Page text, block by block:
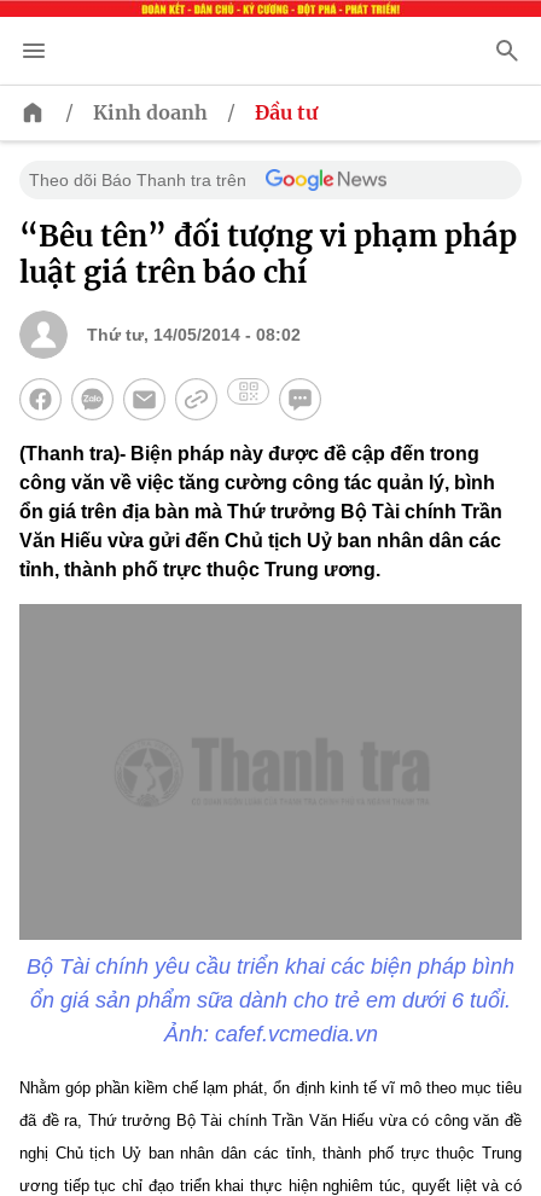
/ Kinh doanh / Đầu tư
Theo dõi Báo Thanh tra trên
“Bêu tên” đối tượng vi phạm pháp
luật giá trên báo chí
Thứ tư, 14/05/2014 - 08:02
(Thanh tra)- Biện pháp này được đề cập đến trong
công văn về việc tăng cường công tác quản lý, bình
ổn giá trên địa bàn mà Thứ trưởng Bộ Tài chính Trần
Văn Hiếu vừa gửi đến Chủ tịch Uỷ ban nhân dân các
tỉnh, thành phố trực thuộc Trung ương.
Bộ Tài chính yêu cầu triển khai các biện pháp bình
ổn giá sản phẩm sữa dành cho trẻ em dưới 6 tuổi.
Ảnh: cafef.vcmedia.vn
Nhằm góp phần kiềm chế lạm phát, ổn định kinh tế vĩ mô theo mục tiêu
đã đề ra, Thứ trưởng Bộ Tài chính Trần Văn Hiếu vừa có công văn đề
nghị Chủ tịch Uỷ ban nhân dân các tỉnh, thành phố trực thuộc Trung
ương tiếp tục chỉ đạo triển khai thực hiện nghiêm túc, quyết liệt và có